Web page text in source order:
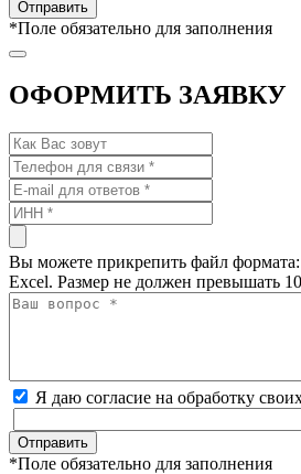
*Поле обязательно для заполнения
ОФОРМИТЬ ЗАЯВКУ
Вы можете прикрепить файл
Excel. Размер не должен превышать
Я даю согласие на обработку
*Поле обязательно для заполнения